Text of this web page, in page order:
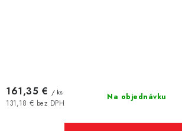
Na objednávku
131,18 € bez DPH
161,35 € / ks